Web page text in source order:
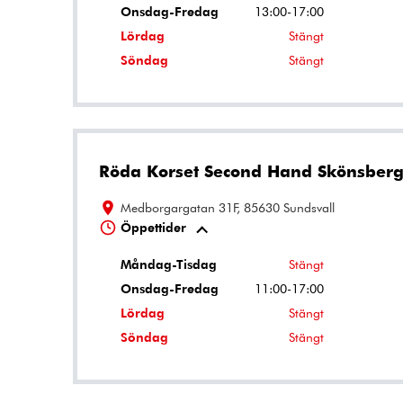
Onsdag-Fredag
13:00-17:00
Lördag
Stängt
Söndag
Stängt
Röda Korset Second Hand Skönsberg
Medborgargatan 31F, 85630 Sundsvall
Öppettider
Måndag-Tisdag
Stängt
Onsdag-Fredag
11:00-17:00
Lördag
Stängt
Söndag
Stängt